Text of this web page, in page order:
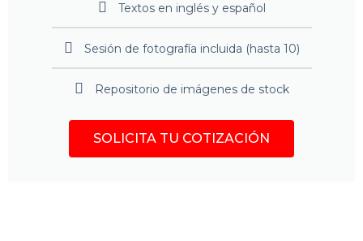
Textos en inglés y español
Sesión de fotografía incluida (hasta 10)
Repositorio de imágenes de stock
SOLICITA TU COTIZACIÓN